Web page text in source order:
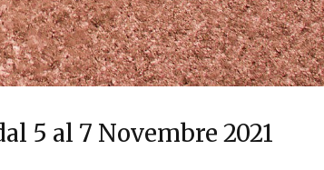
5 al 7 Novembre 2021